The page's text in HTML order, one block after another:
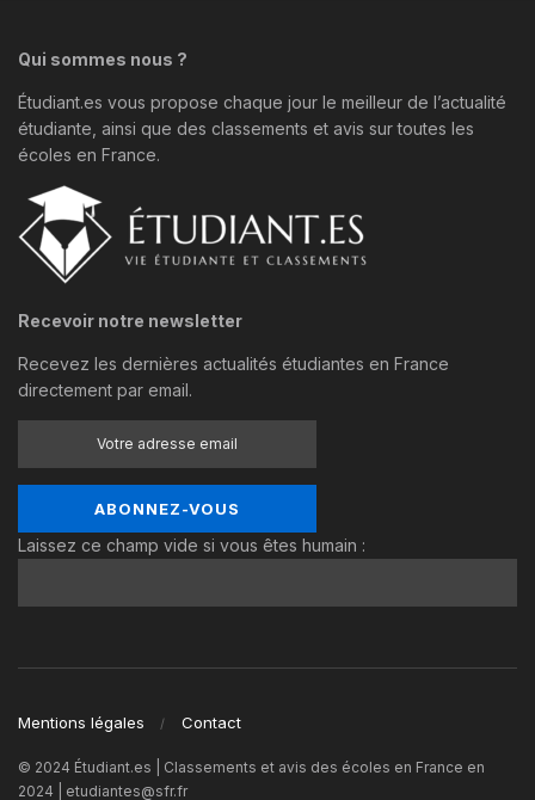
Qui sommes nous ?
Étudiant.es vous propose chaque jour le meilleur de l’actualité
étudiante, ainsi que des classements et avis sur toutes les
écoles en France.
Recevoir notre newsletter
Recevez les dernières actualités étudiantes en France
directement par email.
Laissez ce champ vide si vous êtes humain :
Mentions légales Contact
© 2024 Étudiant.es | Classements et avis des écoles en France en
2024 | etudiantes@sfr.fr